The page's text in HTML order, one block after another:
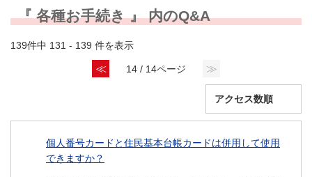
『 各種お手続き 』 内のQ&A
139件中 131 - 139 件を表示
≪ 14 / 14ページ ≫
個人番号カードと住民基本台帳カードは併用して使用
できますか？